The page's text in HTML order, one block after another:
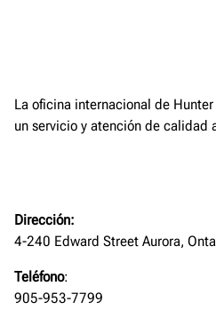
La oficina internacional de
un servicio y atención de calidad
Dirección:
4-240 Edward Street Aurora,
Teléfono:
905-953-7799